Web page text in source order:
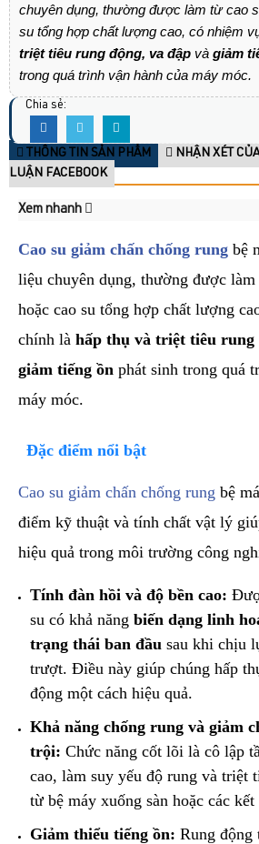
chuyên dụng, thường được làm từ cao
su tổng hợp chất lượng cao, có nhiệm
triệt tiêu rung động, va đập và giảm
trong quá trình vận hành của máy móc.
Chia sẻ:
THÔNG TIN SẢN PHẨM NHẬN XÉT
LUẬN FACEBOOK
Xem nhanh
Cao su giảm chấn chống rung bệ
liệu chuyên dụng, thường được
hoặc cao su tổng hợp chất lượng
chính là hấp thụ và triệt tiêu rung
giảm tiếng ồn phát sinh trong quá
máy móc.
​ Đặc điểm nổi bật
​Cao su giảm chấn chống rung bệ
điểm kỹ thuật và tính chất vật lý
hiệu quả trong môi trường công
Tính đàn hồi và độ bền cao:
su có khả năng biến dạng linh
trạng thái ban đầu sau khi chịu
trượt. Điều này giúp chúng hấp
động một cách hiệu quả.
Khả năng chống rung và giảm
trội: Chức năng cốt lõi là cô lập
cao, làm suy yếu độ rung và triệt
từ bệ máy xuống sàn hoặc các
Giảm thiểu tiếng ồn: Rung động